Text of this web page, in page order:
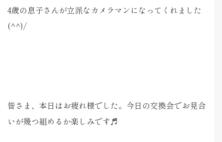
4歳の息子さんが立派なカメラマンになってくれました
(^^)/
皆さま、本日はお疲れ様でした。今日の交換会でお見合
いが幾つ組めるか楽しみです♬